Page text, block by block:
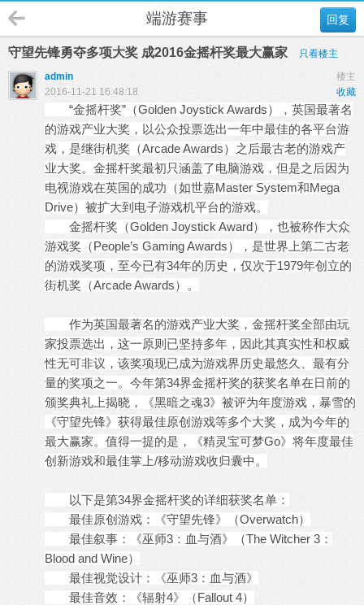
回复
端游赛事
守望先锋勇夺多项大奖 成2016金摇杆奖最大赢家
只看楼主
楼主
admin
收藏
2016-11-21 16:48:18
“金摇杆奖”（Golden Joystick Awards），英国最著名
的游戏产业大奖，以公众投票选出一年中最佳的各平台游
戏，是继街机奖（Arcade Awards）之后最古老的游戏产
业大奖。金摇杆奖最初只涵盖了电脑游戏，但是之后因为
电视游戏在英国的成功（如世嘉Master System和Mega
Drive）被扩大到电子游戏机平台的游戏。
金摇杆奖（Golden Joystick Award），也被称作大众
游戏奖（People’s Gaming Awards），是世界上第二古老
的游戏奖项，至今已有34年的历史，仅次于1979年创立的
街机奖（Arcade Awards）。
作为英国最著名的游戏产业大奖，金摇杆奖全部由玩
家投票选出，这一原则已坚持多年，因此其真实性和权威
性无可非议，该奖项现已成为游戏界历史最悠久、最有分
量的奖项之一。今年第34界金摇杆奖的获奖名单在日前的
颁奖典礼上揭晓，《黑暗之魂3》被评为年度游戏，暴雪的
《守望先锋》获得最佳原创游戏等多个大奖，成为今年的
最大赢家。值得一提的是，《精灵宝可梦Go》将年度最佳
创新游戏和最佳掌上/移动游戏收归囊中。
以下是第34界金摇杆奖的详细获奖名单：
最佳原创游戏：《守望先锋》（Overwatch）
最佳叙事：《巫师3：血与酒》（The Witcher 3：
Blood and Wine）
最佳视觉设计：《巫师3：血与酒》
最佳音效：《辐射4》（Fallout 4）